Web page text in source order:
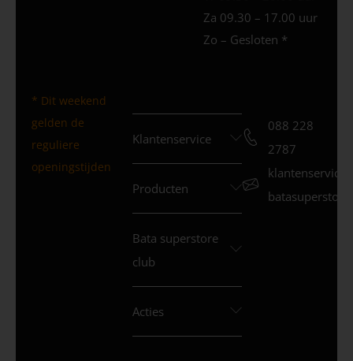
Za 09.30 – 17.00 uur
Zo – Gesloten *
* Dit weekend
gelden de
reguliere
openingstijden
Klantenservice
Producten
Bata superstore
club
Acties
088 228
2787